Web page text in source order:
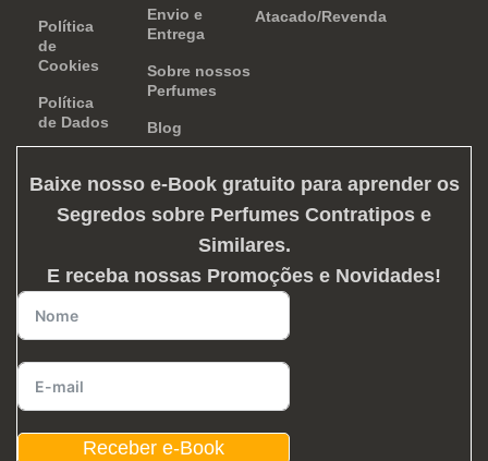
Política
de
Cookies
Política
de Dados
Envio e
Entrega
Sobre nossos
Perfumes
Blog
Atacado/Revenda
Baixe nosso e-Book gratuito para aprender os
Segredos sobre Perfumes Contratipos e
Similares.
E receba nossas Promoções e Novidades!
Receber e-Book